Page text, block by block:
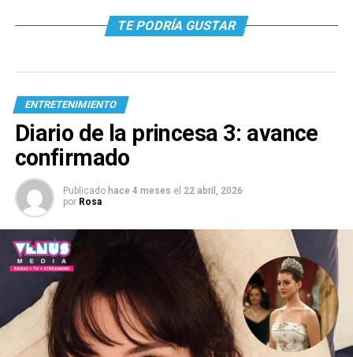
TE PODRÍA GUSTAR
ENTRETENIMIENTO
Diario de la princesa 3: avance
confirmado
Publicado hace 4 meses el 22 abril, 2026
por Rosa